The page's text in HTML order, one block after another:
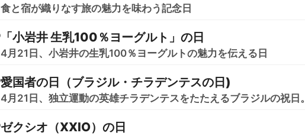
食と宿が織りなす旅の魅力を味わう記念日
「小岩井 生乳100％ヨーグルト」の日
4月21日、小岩井の生乳100％ヨーグルトの魅力を伝える日
愛国者の日（ブラジル・チラデンテスの日)
4月21日、独立運動の英雄チラデンテスをたたえるブラジルの祝日。
ゼクシオ（XXIO）の日